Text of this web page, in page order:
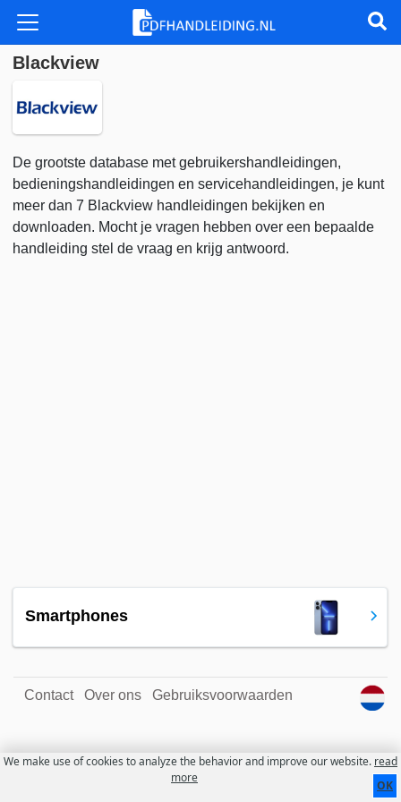
Blackview
De grootste database met gebruikershandleidingen,
bedieningshandleidingen en servicehandleidingen, je kunt
meer dan 7 Blackview handleidingen bekijken en
downloaden. Mocht je vragen hebben over een bepaalde
handleiding stel de vraag en krijg antwoord.
Smartphones
Contact Over ons Gebruiksvoorwaarden
We make use of cookies to analyze the behavior and improve our website. read
more
OK